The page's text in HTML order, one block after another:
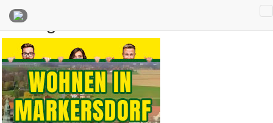
Anzeigen